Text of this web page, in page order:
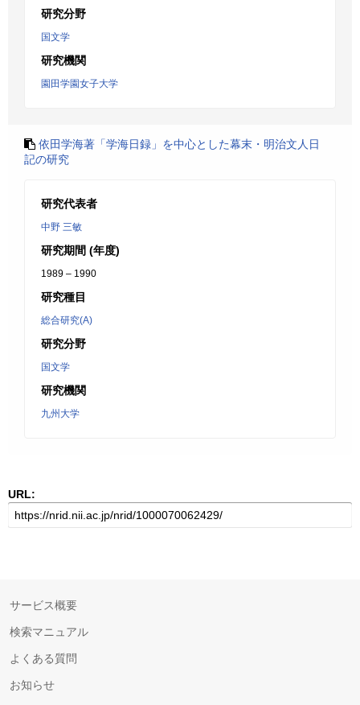
研究分野
国文学
研究機関
園田学園女子大学
依田学海著「学海日録」を中心とした幕末・明治文人日
記の研究
研究代表者
中野 三敏
研究期間 (年度)
1989 – 1990
研究種目
総合研究(A)
研究分野
国文学
研究機関
九州大学
URL:
サービス概要
検索マニュアル
よくある質問
お知らせ